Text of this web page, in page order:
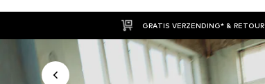
GRATIS VERZENDING* & RETOUR